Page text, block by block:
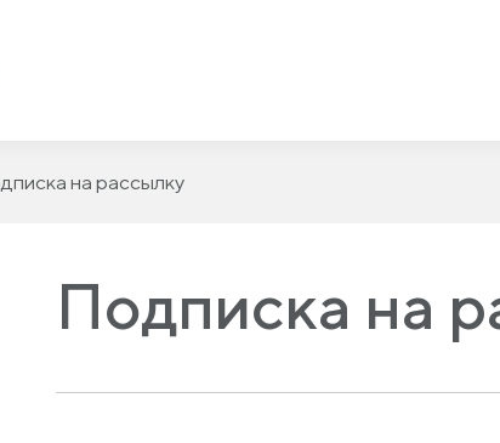
на рассылку
Подписка на